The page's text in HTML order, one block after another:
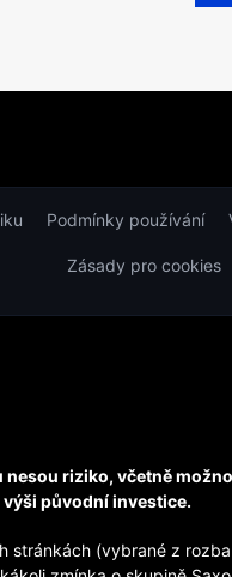
Podmínky používání
Zásady pro cookies
riziko, včetně
původní investice.
stránkách (vybrané z